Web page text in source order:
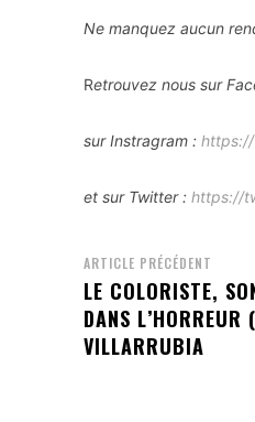
Ne manquez aucun
Retrouvez nous sur
sur Instragram :
et sur Twitter : https://
ARTICLE PRÉCÉDENT
LE COLORISTE,
DANS L’HORREUR
VILLARRUBIA